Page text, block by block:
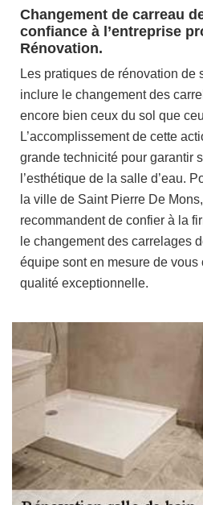
Changement de carreau
confiance à l’entreprise
Rénovation.
Les pratiques de rénovation de
inclure le changement des
encore bien ceux du sol que
L’accomplissement de cette
grande technicité pour garantir
l’esthétique de la salle d’eau.
la ville de Saint Pierre De
recommandent de confier à la
le changement des carrelages
équipe sont en mesure de vous
qualité exceptionnelle.